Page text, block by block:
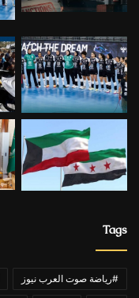
Tags
#رياضة صوت العرب نيوز